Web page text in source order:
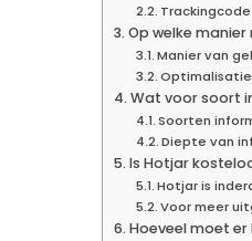
Op welke
Manier van
Wat voor soort
Soorten
Diepte van
Is Hotjar
Hotjar is
Voor meer
Hoeveel moet